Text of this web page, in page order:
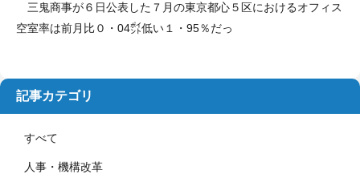
三鬼商事が６日公表した７月の東京都心５区におけるオフィス
空室率は前月比０・04㌽低い１・95％だっ
記事カテゴリ
すべて
人事・機構改革